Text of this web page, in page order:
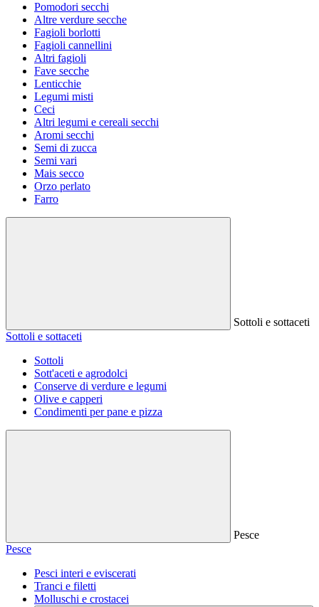
Pomodori secchi
Altre verdure secche
Fagioli borlotti
Fagioli cannellini
Altri fagioli
Fave secche
Lenticchie
Legumi misti
Ceci
Altri legumi e cereali secchi
Aromi secchi
Semi di zucca
Semi vari
Mais secco
Orzo perlato
Farro
Sottoli e sottaceti
Sottoli e sottaceti
Sottoli
Sott'aceti e agrodolci
Conserve di verdure e legumi
Olive e capperi
Condimenti per pane e pizza
Pesce
Pesce
Pesci interi e eviscerati
Tranci e filetti
Molluschi e crostacei